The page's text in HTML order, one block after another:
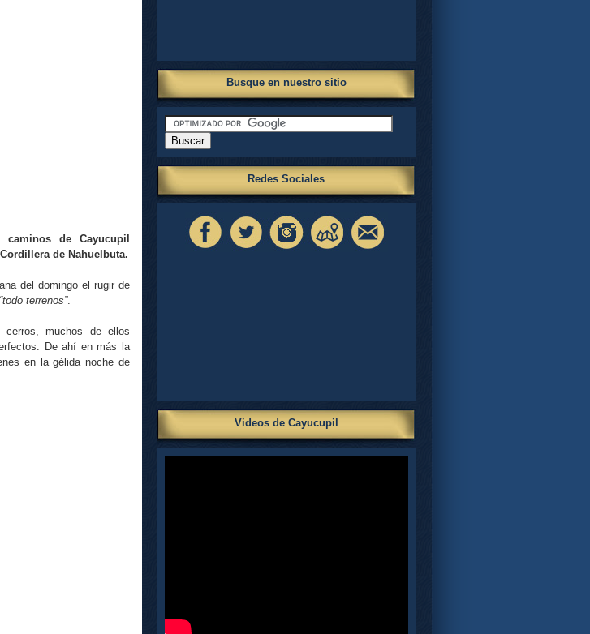
de Cayucupil
de Nahuelbuta.
del domingo el rugir de
“todo terrenos”.
muchos de ellos
De ahí en más la
en la gélida noche de
Busque en nuestro sitio
Redes Sociales
Videos de Cayucupil